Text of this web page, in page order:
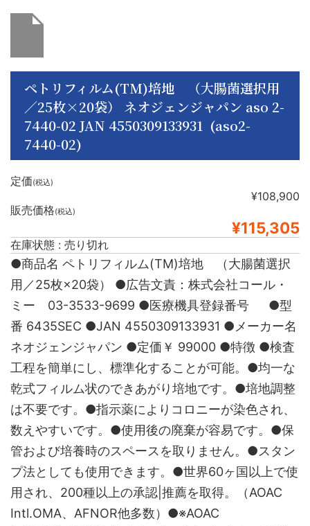
ペトリフィルム(TM)培地 （大腸菌選択用
／25枚×20袋） ネオジェンジャパン aso 2-
7440-02 JAN 4550309133931 (aso2-
7440-02)
定価(税込)
¥108,900
販売価格(税込)
¥115,305
在庫状態 : 売り切れ
●商品名 ペトリフィルム(TM)培地 （大腸菌選択
用／25枚×20袋） ●広告文責：株式会社コール・
ミー 03-3533-9699 ●医療機具登録番号 ●型
番 6435SEC ●JAN 4550309133931 ●メーカー名
ネオジェンジャパン ●定価￥ 99000 ●特徴 ●検査
工程を簡単にし、標準化することが可能。●均一な
乾式フィルム状のできあがり培地です。●培地調整
は不要です。●指示薬によりコロニーが染色され、
数えやすいです。●使用後の廃棄が容易です。●保
管および培養時のスペースを取りません。●スタン
プ法としても使用できます。●世界60ヶ国以上で使
用され、200種以上の承認|推薦を取得。（AOAC
Intl.OMA、AFNOR他多数）●※AOAC